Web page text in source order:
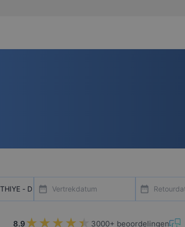
date_range date_range
8.9 ★★★★★
★★★★★ 3000+ beoordelingen